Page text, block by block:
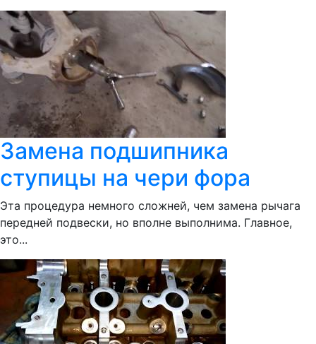
Замена подшипника
ступицы на чери фора
Эта процедура немного сложней, чем замена рычага
передней подвески, но вполне выполнима. Главное,
это...